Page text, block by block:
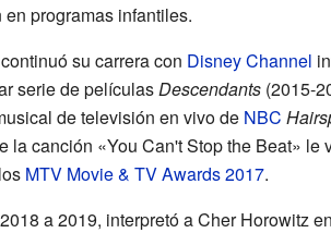
programas infantiles.
su carrera con Disney Channel
serie de películasDescendants(2015-
de televisión en vivo de NBC
la canción «You Can't Stop the Beat» le
MTV Movie & TV Awards 2017.
a 2019, interpretó a Cher Horowitz